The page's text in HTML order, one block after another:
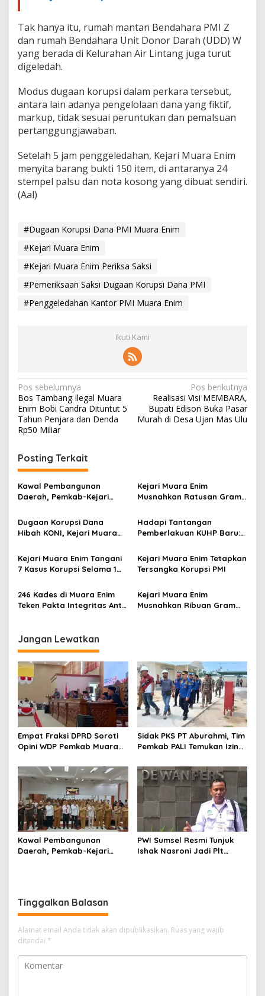
Tak hanya itu, rumah mantan Bendahara PMI Z
dan rumah Bendahara Unit Donor Darah (UDD) W
yang berada di Kelurahan Air Lintang juga turut
digeledah.
Modus dugaan korupsi dalam perkara tersebut,
antara lain adanya pengelolaan dana yang fiktif,
markup, tidak sesuai peruntukan dan pemalsuan
pertanggungjawaban.
Setelah 5 jam penggeledahan, Kejari Muara Enim
menyita barang bukti 150 item, di antaranya 24
stempel palsu dan nota kosong yang dibuat sendiri.
(Aal)
#Dugaan Korupsi Dana PMI Muara Enim
#Kejari Muara Enim
#Kejari Muara Enim Periksa Saksi
#Pemeriksaan Saksi Dugaan Korupsi Dana PMI
#Penggeledahan Kantor PMI Muara Enim
Ikuti Kami
N
a
v
g
a
s
p
o
s
Pos sebelumnya
Bos Tambang Ilegal Muara
Enim Bobi Candra Dituntut 5
Tahun Penjara dan Denda
Rp50 Miliar
Pos berikutnya
Realisasi Visi MEMBARA,
Bupati Edison Buka Pasar
Murah di Desa Ujan Mas Ulu
Posting Terkait
Kawal Pembangunan
Daerah, Pemkab-Kejari
Pendampingan Hukum
Kejari Muara Enim
Musnahkan Ratusan Gram
Dugaan Korupsi Dana
Hibah KONI, Kejari Muara
Pengganti Kerugian Negara
Rp124 Juta
Hadapi Tantangan
Pemberlakuan KUHP Baru:
Persepsi
Kejari Muara Enim Tangani
7 Kasus Korupsi Selama 1
Kejari Muara Enim Tetapkan
Tersangka Korupsi PMI
246 Kades di Muara Enim
Teken Pakta Integritas Anti
Kejari Muara Enim
Musnahkan Ribuan Gram
Jangan Lewatkan
Empat Fraksi DPRD Soroti
Opini WDP Pemkab Muara
Kelola Keuangan
Sidak PKS PT Aburahmi, Tim
Pemkab PALI Temukan Izin
Kawal Pembangunan
Daerah, Pemkab-Kejari
PWI Sumsel Resmi Tunjuk
Ishak Nasroni Jadi Plt
Tinggalkan Balasan
Alamat email Anda tidak akan dipublikasikan. Ruas yang wajib
ditandai *